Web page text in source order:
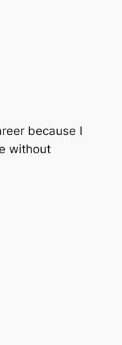
because I
without